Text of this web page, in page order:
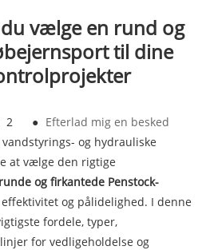
vælge en rund og
til dine
2 ● Efterlad mig en besked
og hydrauliske
at vælge den rigtige
og firkantede Penstock-
og pålidelighed. I denne
fordele, typer,
for vedligeholdelse og